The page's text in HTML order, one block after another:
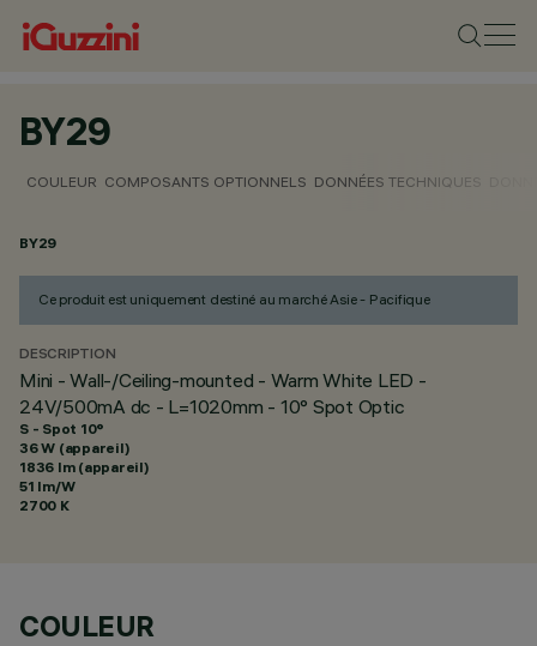
BY29
COULEUR COMPOSANTS OPTIONNELS DONNÉES TECHNIQUES
BY29
Ce produit est uniquement destiné au marché Asie - Pacifique
DESCRIPTION
Mini - Wall-/Ceiling-mounted - Warm White LED -
24V/500mA dc - L=1020mm - 10° Spot Optic
S - Spot 10°
36 W (appareil)
1836 lm (appareil)
51 lm/W
2700 K
COULEUR